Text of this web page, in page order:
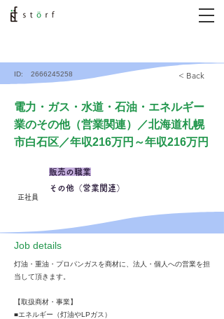
ID: 2666245258 < Back
電力・ガス・水道・石油・エネルギー
業のその他（営業関連）／北海道札幌
市白石区／年収216万円～年収216万円
正社員
販売の職業
その他（営業関連）
​Job details
灯油・重油・プロパンガスを商材に、法人・個人への営業を担
当して頂きます。
【取扱商材・事業】
■エネルギー（灯油やLPガス）